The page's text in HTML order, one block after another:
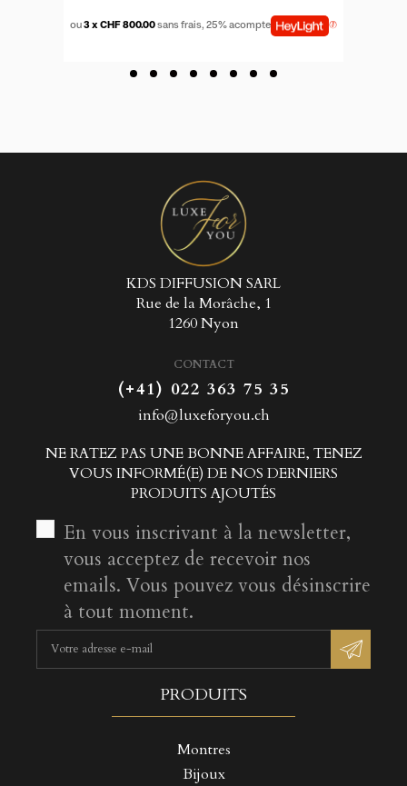
ou3 x CHF 800.00sans frais, 25% acompte
KDS DIFFUSION SARL
Rue de la Morâche, 1
1260 Nyon
CONTACT
(+41) 022 363 75 35
info@luxeforyou.ch
NE RATEZ PAS UNE BONNE AFFAIRE, TENEZ
VOUS INFORMÉ(E) DE NOS DERNIERS
PRODUITS AJOUTÉS
En vous inscrivant à la newsletter,
vous acceptez de recevoir nos
emails. Vous pouvez vous désinscrire
à tout moment.
PRODUITS
Montres
Bijoux
((CREATETEXT))
((CANCELTEXT)) ((LOGINTEXT))